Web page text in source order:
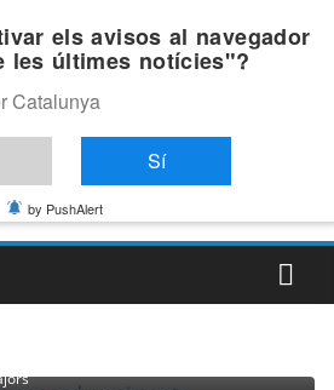
agost 6, 2026
els avisos al navegador
les últimes notícies"?
Catalunya
Sí
by PushAlert